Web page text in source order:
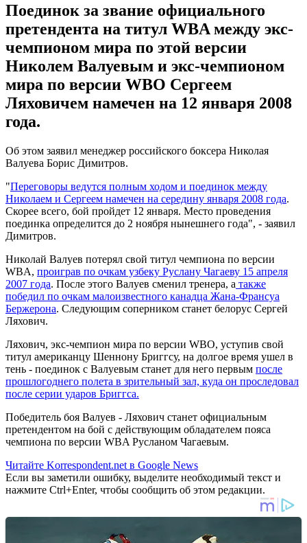
Поединок за звание официального
претендента на титул WBA между экс-
чемпионом мира по этой версии
Николем Валуевым и экс-чемпионом
мира по версии WBO Сергеем
Ляховичем намечен на 12 января 2008
года.
Об этом заявил менеджер российского боксера Николая
Валуева Борис Димитров.
"Переговоры ведутся полным ходом и поединок между
Николаем и Сергеем намечен на середину января 2008 года.
Скорее всего, бой пройдет 12 января. Место проведения
поединка определится до 2 ноября нынешнего года", - заявил
Димитров.
Николай Валуев потерял свой титул чемпиона по версии
WBA, проиграв по очкам узбеку Руслану Чагаеву 15 апреля
2007 года. После этого Валуев сменил тренера, а также
победил по очкам малоизвестного канадца Жана-Франсуа
Бержерона. Следующим соперником станет белорус Сергей
Ляхович.
Ляхович, экс-чемпион мира по версии WBO, уступив свой
титул американцу Шеннону Бриггсу, на долгое время ушел в
тень - поединок с Валуевым станет для него первым после
прошлогоднего полета в зрительный зал, куда он проследовал
после серии ударов Бриггса.
Победитель боя Валуев - Ляхович станет официальным
претендентом на бой с действующим обладателем пояса
чемпиона по версии WBA Русланом Чагаевым.
Читайте Korrespondent.net в Google News
Если вы заметили ошибку, выделите необходимый текст и
нажмите Ctrl+Enter, чтобы сообщить об этом редакции.